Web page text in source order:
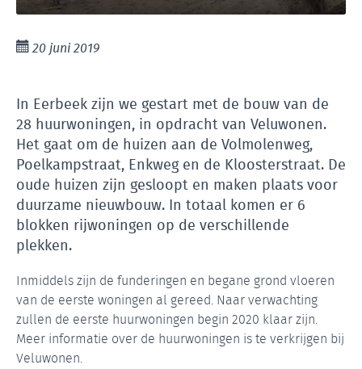
20 juni 2019
In Eerbeek zijn we gestart met de bouw van de
28 huurwoningen, in opdracht van Veluwonen.
Het gaat om de huizen aan de Volmolenweg,
Poelkampstraat, Enkweg en de Kloosterstraat. De
oude huizen zijn gesloopt en maken plaats voor
duurzame nieuwbouw. In totaal komen er 6
blokken rijwoningen op de verschillende
plekken.
Inmiddels zijn de funderingen en begane grond vloeren
van de eerste woningen al gereed. Naar verwachting
zullen de eerste huurwoningen begin 2020 klaar zijn.
Meer informatie over de huurwoningen is te verkrijgen bij
Veluwonen.